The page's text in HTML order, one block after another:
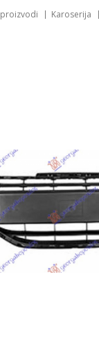
proizvodi Karoserija